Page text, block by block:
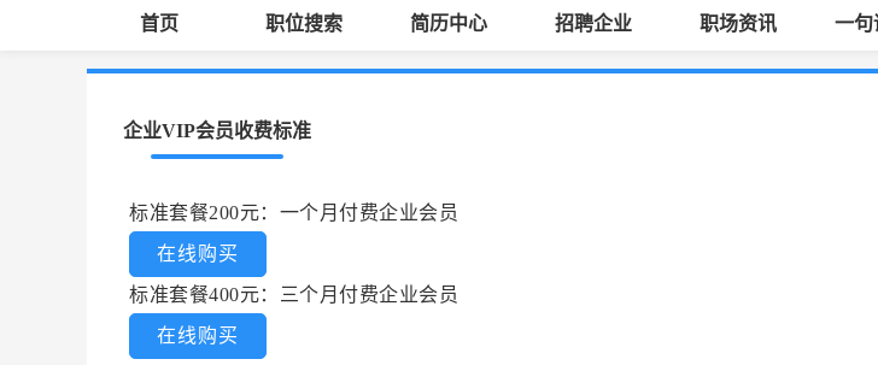
首页 职位搜索 简历中心 招聘企业 职场资讯 一句
企业VIP会员收费标准
标准套餐200元：一个月付费企业会员
在线购买
标准套餐400元：三个月付费企业会员
在线购买